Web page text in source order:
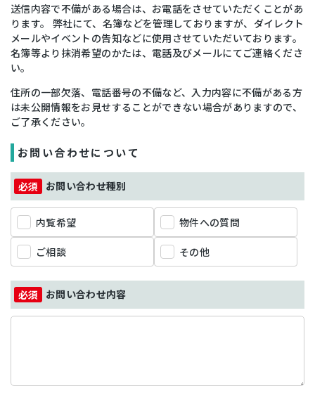
送信内容で不備がある場合は、お電話をさせていただくことがあ
ります。 弊社にて、名簿などを管理しておりますが、ダイレクト
メールやイベントの告知などに使用させていただいております。
名簿等より抹消希望のかたは、電話及びメールにてご連絡くださ
い。
住所の一部欠落、電話番号の不備など、入力内容に不備がある方
は未公開情報をお見せすることができない場合がありますので、
ご了承ください。
お問い合わせについて
お問い合わせ種別
内覧希望 物件への質問
ご相談 その他
お問い合わせ内容